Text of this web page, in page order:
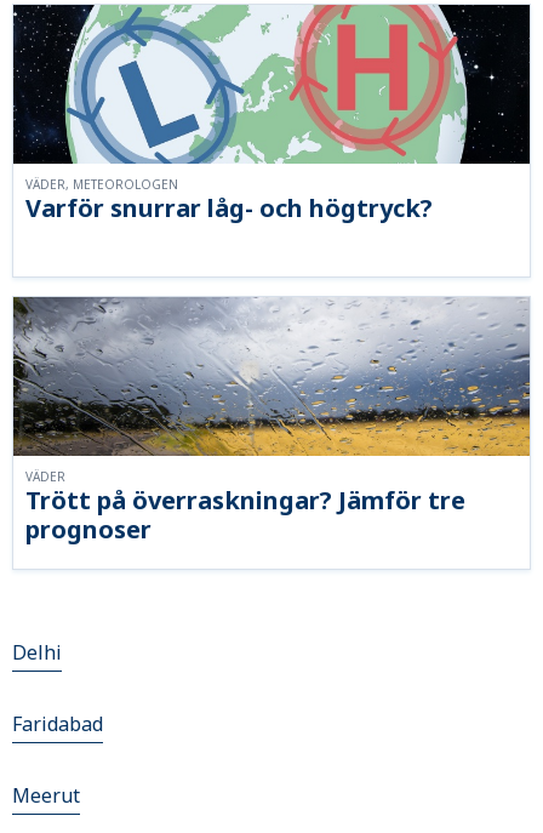
Varför snurrar låg- och högtryck?
VÄDER, METEOROLOGEN
Trött på överraskningar? Jämför tre
prognoser
VÄDER
Delhi
Faridabad
Meerut